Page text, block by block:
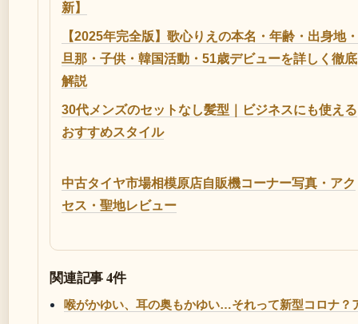
新】
【2025年完全版】歌心りえの本名・年齢・出身地・
旦那・子供・韓国活動・51歳デビューを詳しく徹底
解説
30代メンズのセットなし髪型｜ビジネスにも使える
おすすめスタイル
中古タイヤ市場相模原店自販機コーナー写真・アク
セス・聖地レビュー
関連記事 4件
喉がかゆい、耳の奥もかゆい…それって新型コロナ